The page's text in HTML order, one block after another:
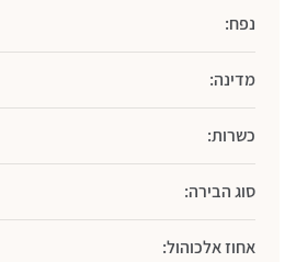
נפח:
מדינה:
כשרות:
סוג הבירה:
אחוז אלכוהול: